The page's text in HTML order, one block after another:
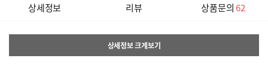
상세정보 리뷰 상품문의62
상세정보 크게보기